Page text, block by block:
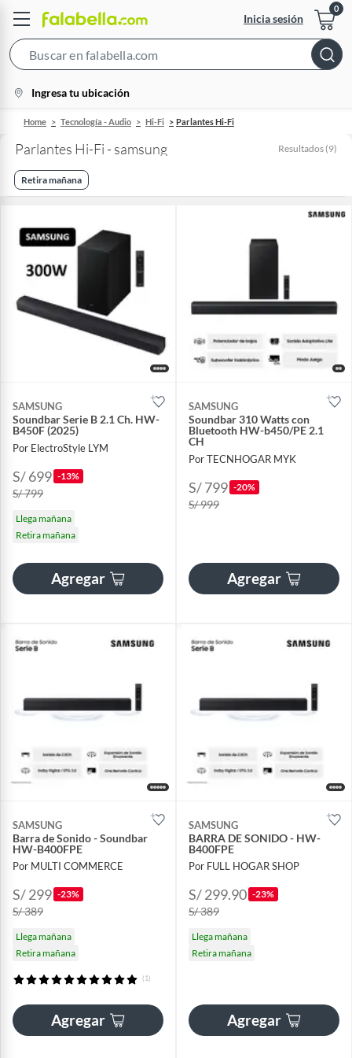
Inicia sesión
Bar
location-
icon
Ingresa tu ubicación
Home Tecnología - Audio Hi-Fi Parlantes Hi-Fi
Parlantes Hi-Fi - samsung Resultados (9)
Retira mañana
SAMSUNG
Soundbar Serie B 2.1 Ch. HW-
B450F (2025)
Por ElectroStyle LYM
S/ 699 -13%
S/ 799
Llega mañana
Retira mañana
Agregar
SAMSUNG
Soundbar 310 Watts con
Bluetooth HW-b450/PE 2.1
CH
Por TECNHOGAR MYK
S/ 799 -20%
S/ 999
Agregar
SAMSUNG
Barra de Sonido - Soundbar
HW-B400FPE
Por MULTI COMMERCE
S/ 299 -23%
S/ 389
Llega mañana
Retira mañana
(1)
Agregar
SAMSUNG
BARRA DE SONIDO - HW-
B400FPE
Por FULL HOGAR SHOP
S/ 299.90 -23%
S/ 389
Llega mañana
Retira mañana
Agregar